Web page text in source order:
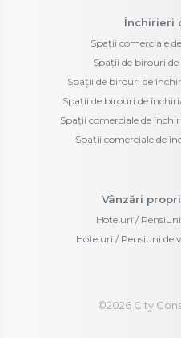
Închirieri
Spații comerciale
Spații de birouri
Spații de birouri de
Spații de birouri de
Spații comerciale de
Spații comerciale de
Vânzări
Hoteluri /
Hoteluri / Pensiuni de
©2026City